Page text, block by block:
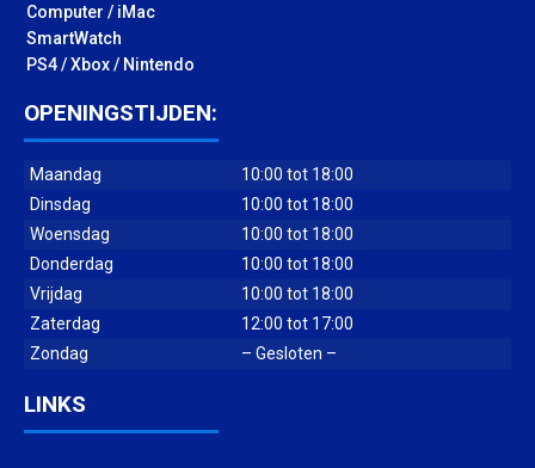
Computer / iMac
SmartWatch
PS4 / Xbox / Nintendo
OPENINGSTIJDEN:
Maandag
10:00 tot 18:00
Dinsdag
10:00 tot 18:00
Woensdag
10:00 tot 18:00
Donderdag
10:00 tot 18:00
Vrijdag
10:00 tot 18:00
Zaterdag
12:00 tot 17:00
Zondag
– Gesloten –
LINKS